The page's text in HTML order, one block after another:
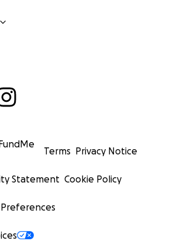
Terms Privacy Notice
Statement Cookie Policy